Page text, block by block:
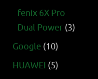
fenix 6X Pro
Dual Power (3)
Google (10)
HUAWEI (5)